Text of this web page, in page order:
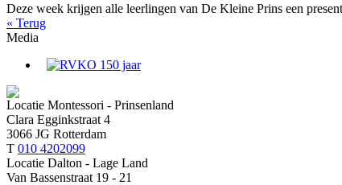
Deze week krijgen alle leerlingen van De Kleine Prins een
« Terug
Media
Locatie Montessori - Prinsenland
Clara Egginkstraat 4
3066 JG Rotterdam
T 010 4202099
Locatie Dalton - Lage Land
Van Bassenstraat 19 - 21